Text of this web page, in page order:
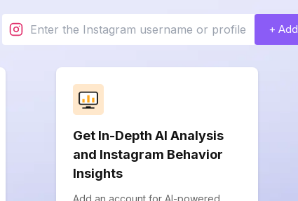
+ Add
Get In-Depth AI Analysis
and Instagram Behavior
Insights
Add an account for AI-powered